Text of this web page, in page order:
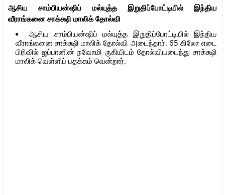
ஆசிய சாம்பியன்ஷிப் மல்யுத்த இறுதிப்போட்டியில் இந்திய
வீராங்கனை சாக்க்ஷி மாலிக் தோல்வி
ஆசிய சாம்பியன்ஷிப் மல்யுத்த இறுதிப்போட்டியில் இந்திய
வீராங்கனை சாக்க்ஷி மாலிக் தோல்வி அடைந்தார். 65 கிலோ எடை
பிரிவில் ஜப்பானின் நவோமி ருகியிடம் தோல்வியடைந்து சாக்க்ஷி
மாலிக் வெள்ளிப் பதக்கம் வென்றார்.